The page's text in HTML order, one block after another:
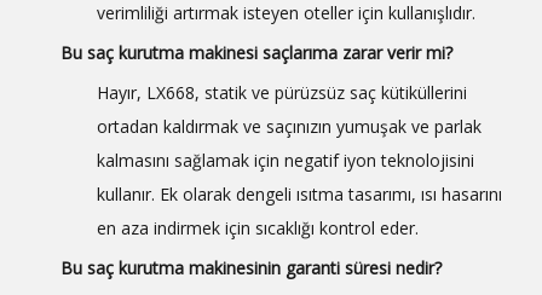
verimliliği artırmak isteyen oteller için kullanışlıdır.
Bu saç kurutma makinesi saçlarıma zarar verir mi?
Hayır, LX668, statik ve pürüzsüz saç kütiküllerini
ortadan kaldırmak ve saçınızın yumuşak ve parlak
kalmasını sağlamak için negatif iyon teknolojisini
kullanır. Ek olarak dengeli ısıtma tasarımı, ısı hasarını
en aza indirmek için sıcaklığı kontrol eder.
Bu saç kurutma makinesinin garanti süresi nedir?